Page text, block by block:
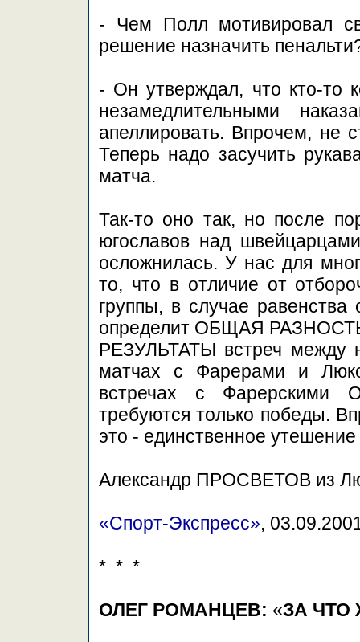
- Чем Полл мотивировал
решение назначить
- Он утверждал, что кто-то
незамедлительными
апеллировать. Впрочем, не
Теперь надо засучить
матча.
Так-то оно так, но после
югославов над
осложнилась. У нас для
то, что в отличие от
группы, в случае равенства
определит ОБЩАЯ
РЕЗУЛЬТАТЫ встреч между
матчах с Фарерами и
встречах с Фарерскими
требуются только победы.
это - единственное
Александр ПРОСВЕТОВ из
«Спорт-Экспресс»,
* * *
ОЛЕГ РОМАНЦЕВ: «ЗА ЧТО